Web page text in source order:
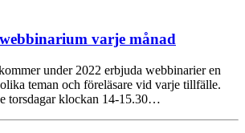
varje månad
under 2022 erbjuda webbinarier en
teman och föreläsare vid varje tillfälle.
torsdagar klockan 14-15.30…